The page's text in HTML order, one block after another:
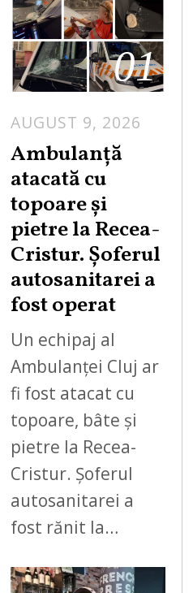
01
AUGUST 9, 2026
Ambulanță
atacată cu
topoare și
pietre la Recea-
Cristur. Șoferul
autosanitarei a
fost operat
Un echipaj al
Ambulanței Cluj ar
fi fost atacat cu
topoare, bâte și
pietre la Recea-
Cristur. Șoferul
autosanitarei a
fost rănit la…